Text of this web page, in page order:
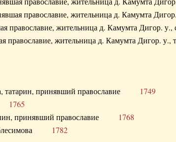
православие, жительница д. Камумта
православие, жительница д. Камумта
православие, жительница д. Камумта Дигор.
татарин, принявший православие 1749
1765
принявший православие 1768
1782